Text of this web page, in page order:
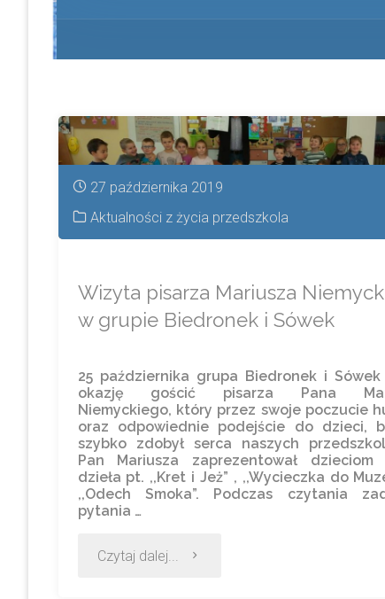
27 października 2019
Aktualności z życia przedszkola
Wizyta pisarza Mariusza
w grupie Biedronek i Sówek
25 października grupa Biedronek i Sówek
okazję gościć pisarza Pana
Niemyckiego, który przez swoje poczucie
oraz odpowiednie podejście do dzieci,
szybko zdobył serca naszych
Pan Mariusza zaprezentował dzieciom
dzieła pt. ,,Kret i Jeż” , ,,Wycieczka do
,,Odech Smoka”. Podczas czytania
pytania …
Czytaj dalej...